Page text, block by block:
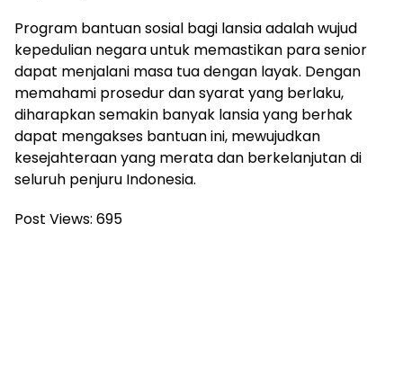
Program bantuan sosial bagi lansia adalah wujud
kepedulian negara untuk memastikan para senior
dapat menjalani masa tua dengan layak. Dengan
memahami prosedur dan syarat yang berlaku,
diharapkan semakin banyak lansia yang berhak
dapat mengakses bantuan ini, mewujudkan
kesejahteraan yang merata dan berkelanjutan di
seluruh penjuru Indonesia.
Post Views: 695